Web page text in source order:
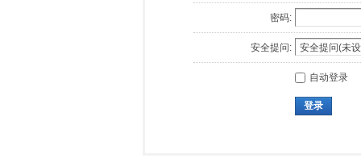
密码:
安全提问:
自动登录
登录